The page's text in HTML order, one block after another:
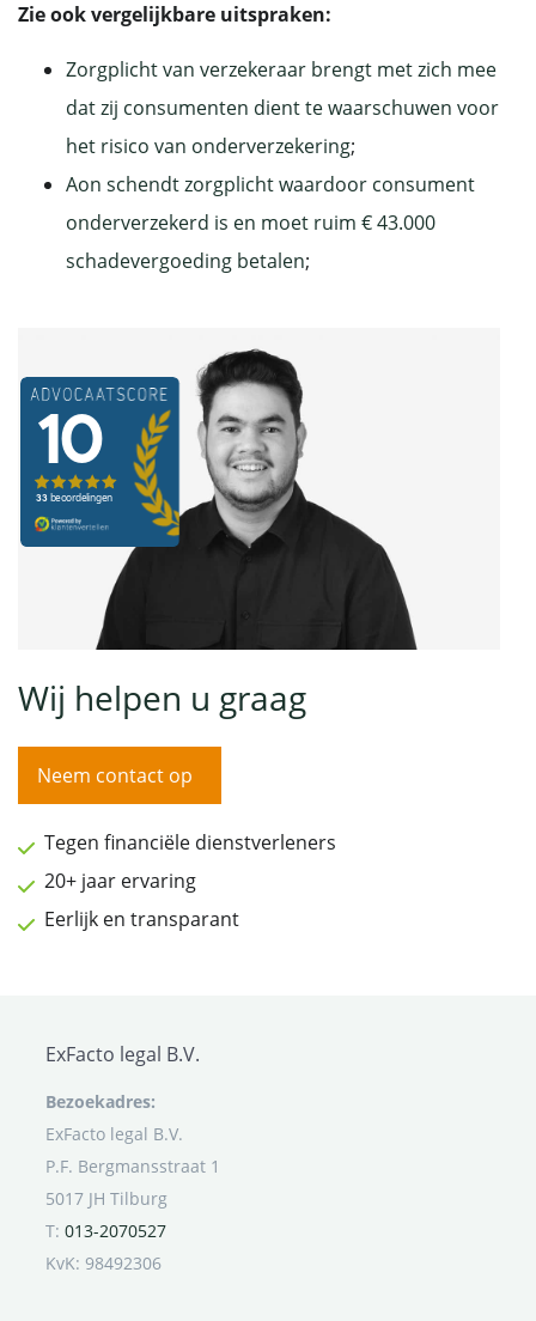
Zie ook vergelijkbare uitspraken:
Zorgplicht van verzekeraar brengt met zich mee
dat zij consumenten dient te waarschuwen voor
het risico van onderverzekering;
Aon schendt zorgplicht waardoor consument
onderverzekerd is en moet ruim € 43.000
schadevergoeding betalen;
Wij helpen u graag
Neem contact op
Tegen financiële dienstverleners
20+ jaar ervaring
Eerlijk en transparant
ExFacto legal B.V.
Bezoekadres:
ExFacto legal B.V.
P.F. Bergmansstraat 1
5017 JH Tilburg
T: 013-2070527
KvK: 98492306